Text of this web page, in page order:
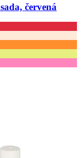
červená